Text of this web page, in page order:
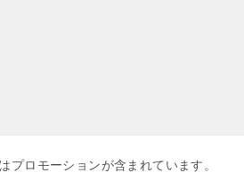
プロモーションが含まれています。